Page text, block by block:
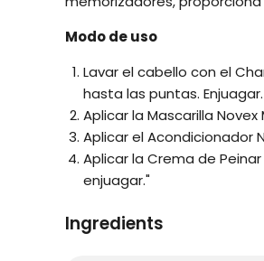
Modo de uso
Lavar el cabello con el
hasta las puntas. Enjuagar.
Aplicar la Mascarilla
Aplicar el Acondicionador
Aplicar la Crema de
enjuagar."
Ingredients